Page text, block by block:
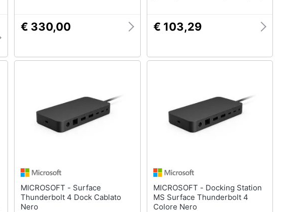
€ 330,00 € 103,29
MICROSOFT - Surface
Thunderbolt 4 Dock Cablato
Nero
MICROSOFT - Docking Station
MS Surface Thunderbolt 4
Colore Nero